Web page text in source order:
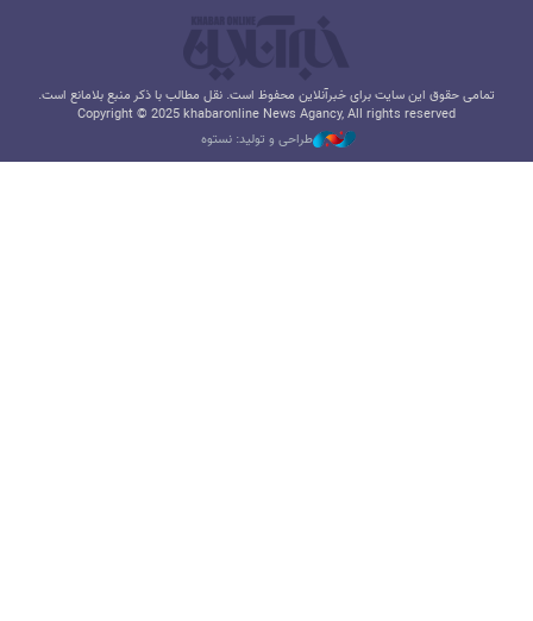
تمامی حقوق این سایت برای خبرآنلاین محفوظ است. نقل مطالب با ذکر منبع بلامانع است.
Copyright © 2025 khabaronline News Agancy, All rights reserved
طراحی و تولید: نستوه